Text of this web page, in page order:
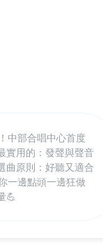
中部合唱中心首度
實用的：發聲與聲音
曲原則：好聽又適合
一邊點頭一邊狂做
💪